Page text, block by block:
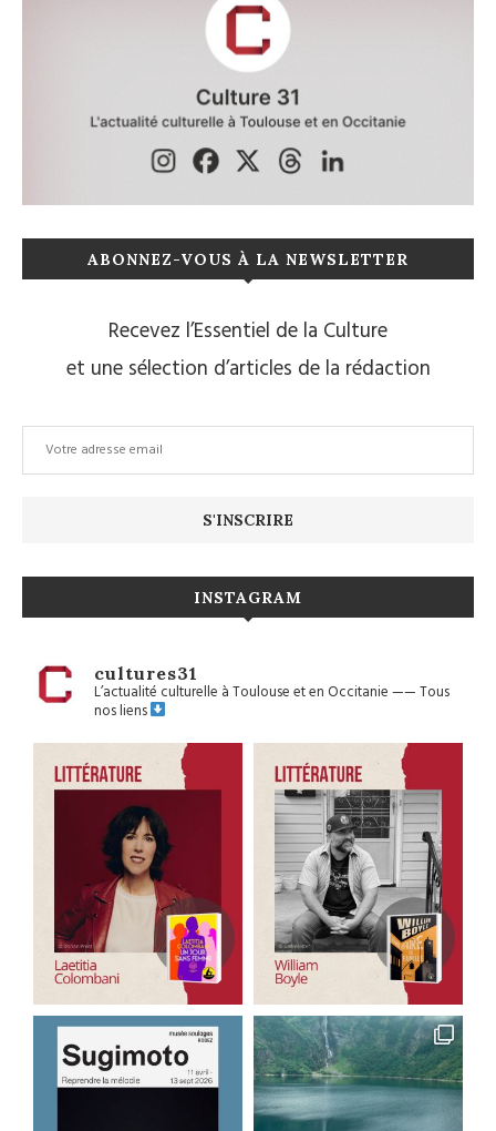
ABONNEZ-VOUS À LA NEWSLETTER
Recevez l’Essentiel de la Culture
et une sélection d’articles de la rédaction
INSTAGRAM
cultures31
L’actualité culturelle à Toulouse et en Occitanie——Tous
nos liens